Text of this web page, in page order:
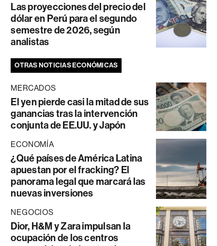
Las proyecciones del precio del
dólar en Perú para el segundo
semestre de 2026, según
analistas
OTRAS NOTICIAS ECONÓMICAS
MERCADOS
El yen pierde casi la mitad de sus
ganancias tras la intervención
conjunta de EE.UU. y Japón
ECONOMÍA
¿Qué países de América Latina
apuestan por el fracking? El
panorama legal que marcará las
nuevas inversiones
NEGOCIOS
Dior, H&M y Zara impulsan la
ocupación de los centros